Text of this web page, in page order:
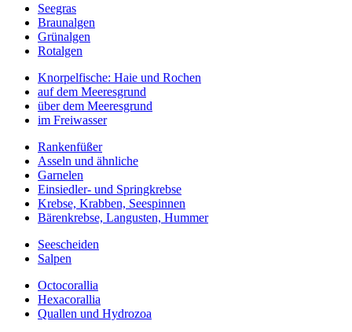
Seegras
Braunalgen
Grünalgen
Rotalgen
Knorpelfische: Haie und Rochen
auf dem Meeresgrund
über dem Meeresgrund
im Freiwasser
Rankenfüßer
Asseln und ähnliche
Garnelen
Einsiedler- und Springkrebse
Krebse, Krabben, Seespinnen
Bärenkrebse, Langusten, Hummer
Seescheiden
Salpen
Octocorallia
Hexacorallia
Quallen und Hydrozoa